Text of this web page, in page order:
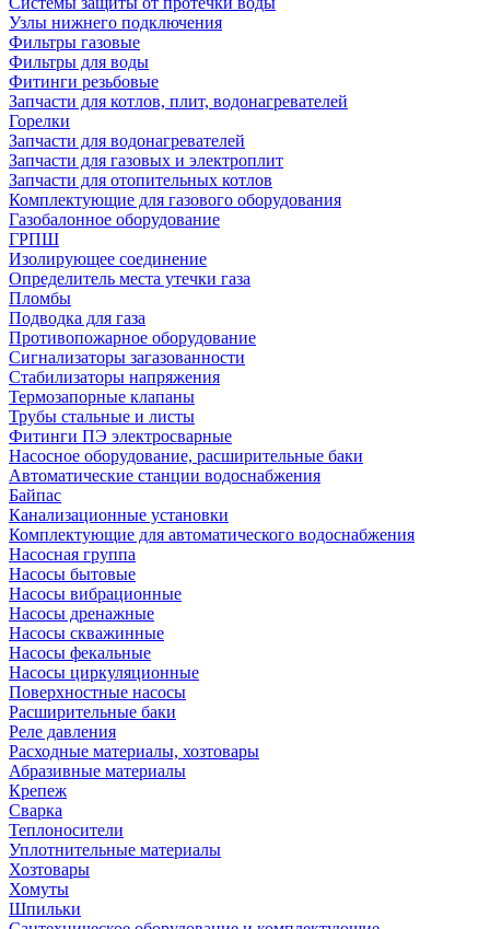
Узлы нижнего подключения
Фильтры газовые
Фильтры для воды
Фитинги резьбовые
Запчасти для котлов, плит, водонагревателей
Горелки
Запчасти для водонагревателей
Запчасти для газовых и электроплит
Запчасти для отопительных котлов
Комплектующие для газового оборудования
Газобалонное оборудование
ГРПШ
Изолирующее соединение
Определитель места утечки газа
Пломбы
Подводка для газа
Противопожарное оборудование
Сигнализаторы загазованности
Стабилизаторы напряжения
Термозапорные клапаны
Трубы стальные и листы
Фитинги ПЭ электросварные
Насосное оборудование, расширительные баки
Автоматические станции водоснабжения
Байпас
Канализационные установки
Комплектующие для автоматического водоснабжения
Насосная группа
Насосы бытовые
Насосы вибрационные
Насосы дренажные
Насосы скважинные
Насосы фекальные
Насосы циркуляционные
Поверхностные насосы
Расширительные баки
Реле давления
Расходные материалы, хозтовары
Абразивные материалы
Крепеж
Сварка
Теплоносители
Уплотнительные материалы
Хозтовары
Хомуты
Шпильки